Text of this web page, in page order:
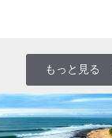
もっと見る